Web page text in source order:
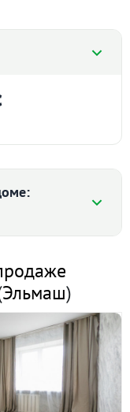
лет
II пол. 2020 I пол. 2024
Эльмаш)